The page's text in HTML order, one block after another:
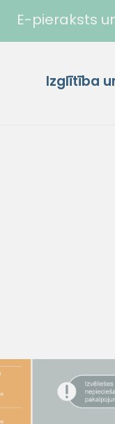
E-pieraksts
Izglītība